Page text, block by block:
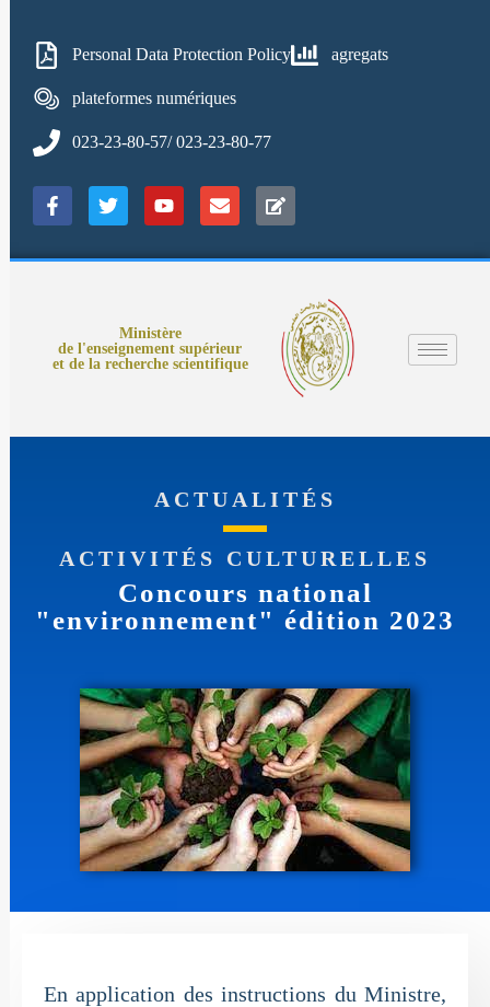
Personal Data Protection Policy agregats
plateformes numériques
023-23-80-57/ 023-23-80-77
Ministère
de l'enseignement supérieur
et de la recherche scientifique
ACTUALITÉS
ACTIVITÉS CULTURELLES
Concours national
"environnement" édition 2023
En application des instructions du Ministre,